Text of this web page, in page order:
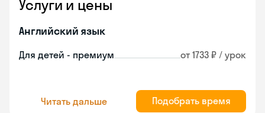
Услуги и цены
Английский язык
Для детей - премиум от 1733 ₽ / урок
Читать дальше Подобрать время